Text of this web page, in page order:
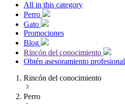
All in this category
Perro
Gato
Promociones
Blog
Rincón del conocimiento
Obtén asesoramiento profesional
Rincón del conocimiento
Perro